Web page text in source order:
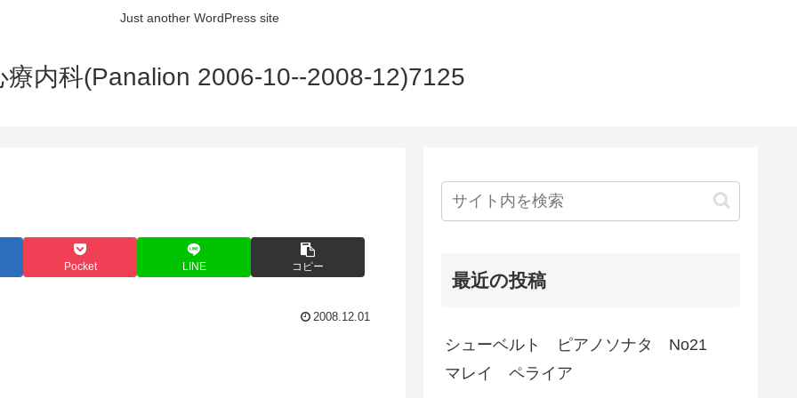
Just another WordPress site
療内科(Panalion 2006-10--2008-12)7125
Pocket LINE コピー
2008.12.01
最近の投稿
シューベルト ピアノソナタ No21
マレイ ペライア